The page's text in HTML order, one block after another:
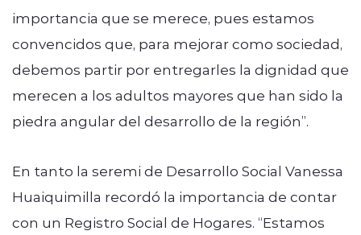
importancia que se merece, pues estamos
convencidos que, para mejorar como sociedad,
debemos partir por entregarles la dignidad que
merecen a los adultos mayores que han sido la
piedra angular del desarrollo de la región”.
En tanto la seremi de Desarrollo Social Vanessa
Huaiquimilla recordó la importancia de contar
con un Registro Social de Hogares. “Estamos